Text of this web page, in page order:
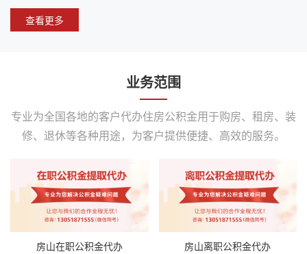
查看更多
业务范围
专业为全国各地的客户代办住房公积金用于购房、租房、装
修、退休等各种用途，为客户提供便捷、高效的服务。
房山在职公积金代办 房山离职公积金代办